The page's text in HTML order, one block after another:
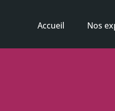
Accueil Nos